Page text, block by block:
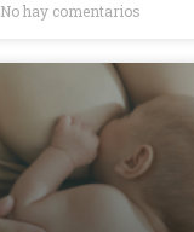
No hay comentarios